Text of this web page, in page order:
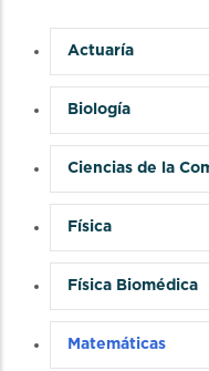
Actuaría
Biología
Ciencias de la
Física
Física Biomédica
Matemáticas